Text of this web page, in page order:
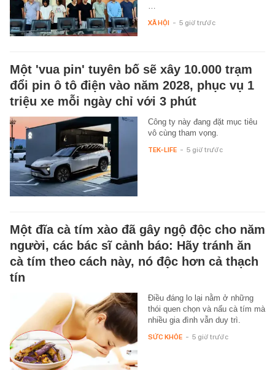
XÃ HỘI - 5 giờ trước
Một 'vua pin' tuyên bố sẽ xây 10.000 trạm
đổi pin ô tô điện vào năm 2028, phục vụ 1
triệu xe mỗi ngày chỉ với 3 phút
Công ty này đang đặt mục tiêu
vô cùng tham vọng.
TEK-LIFE - 5 giờ trước
Một đĩa cà tím xào đã gây ngộ độc cho năm
người, các bác sĩ cảnh báo: Hãy tránh ăn
cà tím theo cách này, nó độc hơn cả thạch
tín
Điều đáng lo lại nằm ở những
thói quen chọn và nấu cà tím mà
nhiều gia đình vẫn duy trì.
SỨC KHỎE - 5 giờ trước